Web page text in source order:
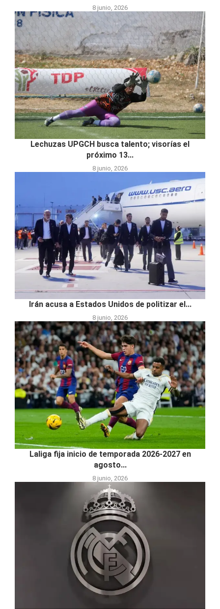
8 junio, 2026
Lechuzas UPGCH busca talento; visorías el
próximo 13...
8 junio, 2026
Irán acusa a Estados Unidos de politizar el...
8 junio, 2026
Laliga fija inicio de temporada 2026-2027 en
agosto...
8 junio, 2026